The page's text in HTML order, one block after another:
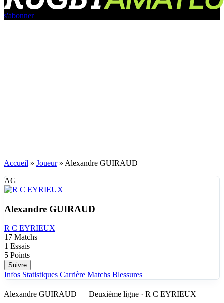
s'abonner
Accueil » Joueur» Alexandre GUIRAUD
AG
Alexandre GUIRAUD
R C EYRIEUX
17 Matchs
1 Essais
5 Points
Suivre
Infos Statistiques Carrière Matchs Blessures
Alexandre GUIRAUD — Deuxième ligne · R C EYRIEUX